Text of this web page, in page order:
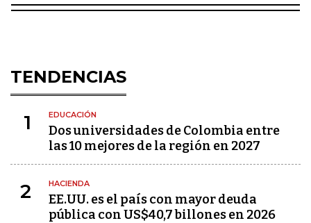
TENDENCIAS
1 EDUCACIÓN
Dos universidades de Colombia entre
las 10 mejores de la región en 2027
2 HACIENDA
EE.UU. es el país con mayor deuda
pública con US$40,7 billones en 2026